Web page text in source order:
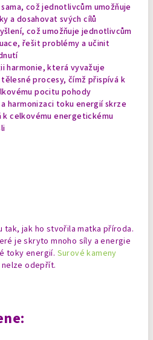
což jednotlivcům umožňuje
a dosahovat svých cílů
což umožňuje jednotlivcům
řešit problémy a učinit
harmonie, která vyvažuje
procesy, čímž přispívá k
pocitu pohody
harmonizaci toku energií skrze
k celkovému energetickému
tak, jak ho stvořila matka příroda.
je skryto mnoho síly a energie
toky energií. Surové kameny
odepřít.